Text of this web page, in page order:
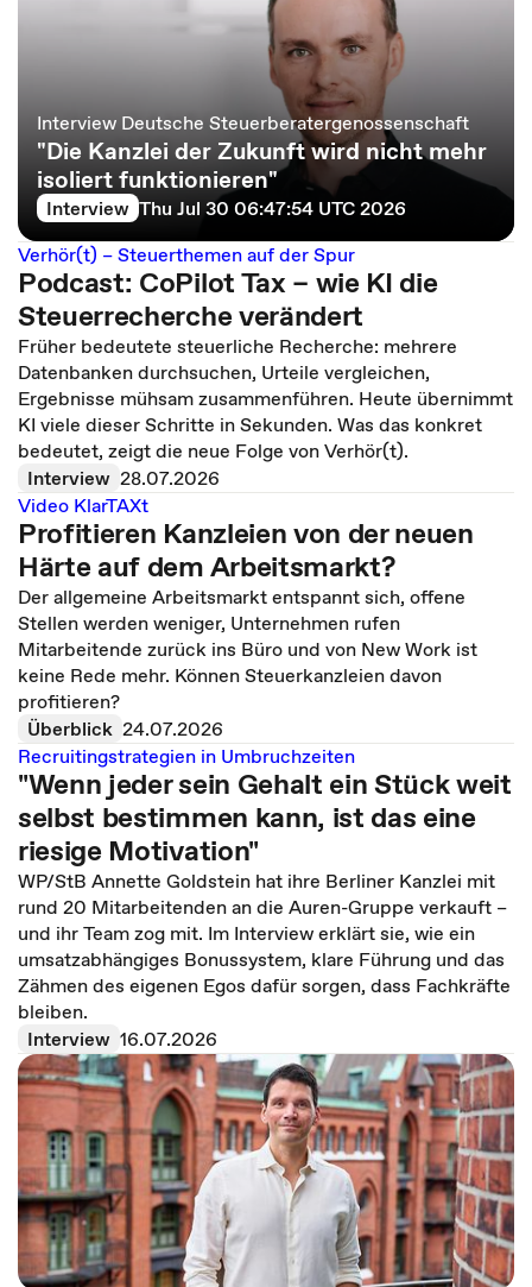
Interview Deutsche Steuerberatergenossenschaft
"Die Kanzlei der Zukunft wird nicht mehr
isoliert funktionieren"
Interview Thu Jul 30 06:47:54 UTC 2026
Verhör(t) – Steuerthemen auf der Spur
Podcast: CoPilot Tax – wie KI die
Steuerrecherche verändert
Früher bedeutete steuerliche Recherche: mehrere
Datenbanken durchsuchen, Urteile vergleichen,
Ergebnisse mühsam zusammenführen. Heute übernimmt
KI viele dieser Schritte in Sekunden. Was das konkret
bedeutet, zeigt die neue Folge von Verhör(t).
Interview 28.07.2026
Video KlarTAXt
Profitieren Kanzleien von der neuen
Härte auf dem Arbeitsmarkt?
Der allgemeine Arbeitsmarkt entspannt sich, offene
Stellen werden weniger, Unternehmen rufen
Mitarbeitende zurück ins Büro und von New Work ist
keine Rede mehr. Können Steuerkanzleien davon
profitieren?
Überblick 24.07.2026
Recruitingstrategien in Umbruchzeiten
"Wenn jeder sein Gehalt ein Stück weit
selbst bestimmen kann, ist das eine
riesige Motivation"
WP/StB Annette Goldstein hat ihre Berliner Kanzlei mit
rund 20 Mitarbeitenden an die Auren-Gruppe verkauft –
und ihr Team zog mit. Im Interview erklärt sie, wie ein
umsatzabhängiges Bonussystem, klare Führung und das
Zähmen des eigenen Egos dafür sorgen, dass Fachkräfte
bleiben.
Interview 16.07.2026